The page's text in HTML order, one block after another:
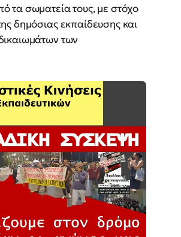
τα σωματεία τους, με στόχο
δημόσιας εκπαίδευσης και
των